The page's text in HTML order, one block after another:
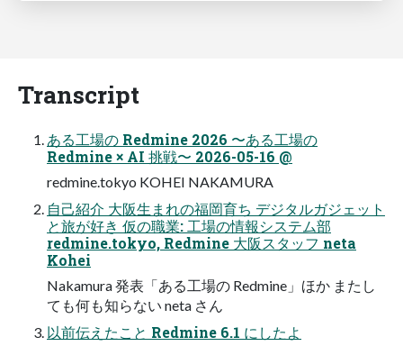
Transcript
ある工場の Redmine 2026 〜ある工場の
Redmine × AI 挑戦〜 2026-05-16 @
redmine.tokyo KOHEI NAKAMURA
自己紹介 ⼤阪⽣まれの福岡育ち デジタルガジェット
と旅が好き 仮の職業: ⼯場の情報システム部
redmine.tokyo, Redmine ⼤阪スタッフ neta
Kohei
Nakamura 発表「ある⼯場の Redmine」ほか またし
ても何も知らない neta さん
以前伝えたこと Redmine 6.1 にしたよ